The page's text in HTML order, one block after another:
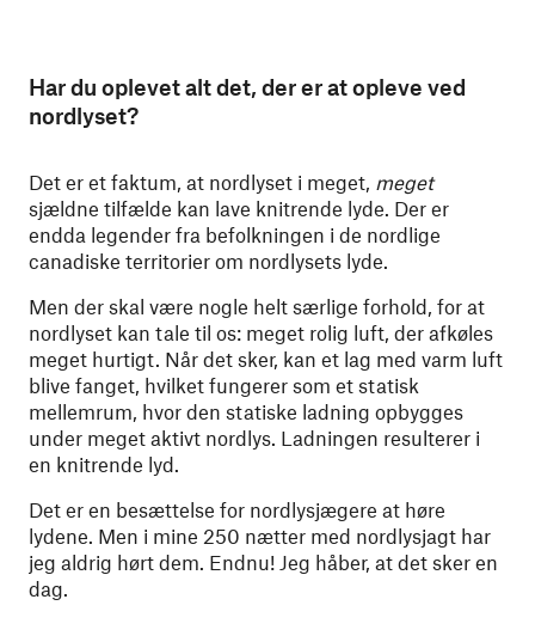
Har du oplevet alt det, der er at opleve ved
nordlyset?
Det er et faktum, at nordlyset i meget, meget
sjældne tilfælde kan lave knitrende lyde. Der er
endda legender fra befolkningen i de nordlige
canadiske territorier om nordlysets lyde.
Men der skal være nogle helt særlige forhold, for at
nordlyset kan tale til os: meget rolig luft, der afkøles
meget hurtigt. Når det sker, kan et lag med varm luft
blive fanget, hvilket fungerer som et statisk
mellemrum, hvor den statiske ladning opbygges
under meget aktivt nordlys. Ladningen resulterer i
en knitrende lyd.
Det er en besættelse for nordlysjægere at høre
lydene. Men i mine 250 nætter med nordlysjagt har
jeg aldrig hørt dem. Endnu! Jeg håber, at det sker en
dag.